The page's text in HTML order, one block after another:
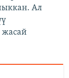
Ал
жасай